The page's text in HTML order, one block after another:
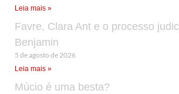
Leia mais »
Favre, Clara Ant e o processo
Benjamin
5 de agosto de 2026
Leia mais »
Múcio é uma besta?